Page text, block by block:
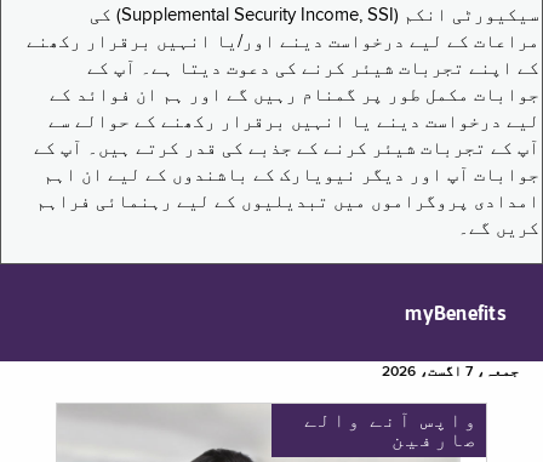
سیکیورٹی انکم (Supplemental Security Income, SSI) کی
مراعات کے لیے درخواست دینے اور/یا انہیں برقرار رکھنے
کے اپنے تجربات شیئر کرنے کی دعوت دیتا ہے۔ آپ کے
جوابات مکمل طور پر گمنام رہیں گے اور ہم ان فوائد کے
لیے درخواست دینے یا انہیں برقرار رکھنے کے حوالے سے
آپ کے تجربات شیئر کرنے کے جذبے کی قدر کرتے ہیں۔ آپ کے
جوابات آپ اور دیگر نیویارک کے باشندوں کے لیے ان اہم
امدادی پروگراموں میں تبدیلیوں کے لیے رہنمائی فراہم
کریں گے۔
myBenefits
جمعہ، 7 اگست، 2026
واپس آنے والے
صارفین